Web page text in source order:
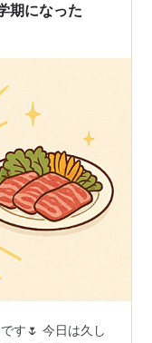
期になった
す🌷 今日は久し